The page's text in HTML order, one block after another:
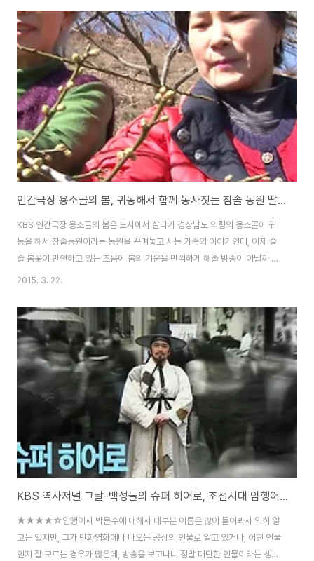
씨를 보스로 모시면서 평생을 살아왔다고 하는데, 작년 2014년 1월에 너훈아
(본명 김갑순) 씨가 간암으로 사망을 했다고 하는데, 그때문에 나운아씨를 아는
사람들은 나운아씨가 죽을줄 알고 전화만 몇백통을 받았다고 하는 이야기도 있
더군요...나운하씨는 아마추어 모창가수중에서는 처음으로 디너쇼를 열기도 했
다고 하는데, 어떤 분인지 노래실력은..
인간극장 용소골의 봄, 귀농해서 함께 농사짓는 참솔 농원 딸부자 가족 이야기
KBS 인간극장 용소골의 봄은 도시에서 살다가 경상남도 의령의 용소골에 귀
농을 해서 참솔농원이라는 농원을 꾸며놓고 사는 가족의 이야기인데, 이제 슬
슬 봄꽃이 만연하고 있는 즈음에 봄의 기운을 만끽하게 해줄 방송이 아닐까 싶
네요.딸부자집으로 동네에서 소문난 집인데, 남아선호사상으로 힘들었던 어머
남 금산 바리실 사과 마을의 가족 이야기KBS 다큐멘터리 3일-두번째 인생, 제
주 올레 게스트하우스(올레길 10코스의 행복한 사람들의 이야기)여의도 벚꽃
축제, 3월말에 활짝 피워버린 윤중로의 모습과 방문기(대중교통, 주차장 정보)
딸 부잣집의 아픈 사연젋은 시절에 딸만 여섯명을 내리 나은 어머니 전인수
(90) 할머니는 남아선호로 남편이 첩을 ..
2015. 3. 22.
KBS 역사저널 그날-백성들의 슈퍼 히어로, 조선시대 암행어사 박문수와 현재
★★★★☆암행어사 박문수에 대해서 대부분 이름은 많이 들어봐서 익히 알
고는 있지만, 그가 만화영화에나 나오는 공상의 인물로 알고 있거나, 어떤 인물
인지 잘 모르는 경우가 많은데, 방송을 보고나니 정말 대단한 인물이라는 생각